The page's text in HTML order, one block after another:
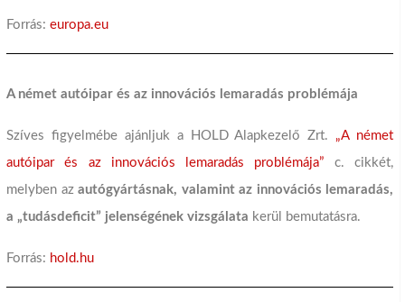
Forrás: europa.eu
A német autóipar és az innovációs lemaradás problémája
Szíves figyelmébe ajánljuk a HOLD Alapkezelő Zrt. „A német
autóipar és az innovációs lemaradás problémája” c. cikkét,
melyben az autógyártásnak, valamint az innovációs lemaradás,
a „tudásdeficit” jelenségének vizsgálata kerül bemutatásra.
Forrás: hold.hu